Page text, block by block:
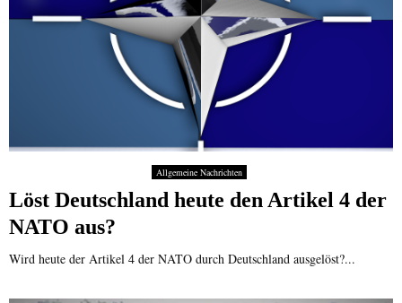
Allgemeine Nachrichten
Löst Deutschland heute den Artikel 4 der
NATO aus?
Wird heute der Artikel 4 der NATO durch Deutschland ausgelöst?...